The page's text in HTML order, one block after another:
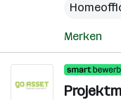
Merken